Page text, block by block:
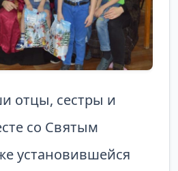
отцы, сестры и
со Святым
установившейся